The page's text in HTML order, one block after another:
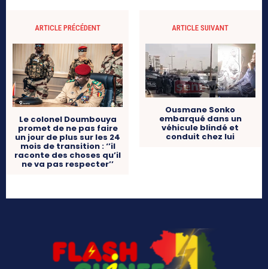
ARTICLE PRÉCÉDENT
Le colonel Doumbouya
promet de ne pas faire
un jour de plus sur les 24
mois de transition : ‘’il
raconte des choses qu’il
ne va pas respecter’’
ARTICLE SUIVANT
Ousmane Sonko
embarqué dans un
véhicule blindé et
conduit chez lui